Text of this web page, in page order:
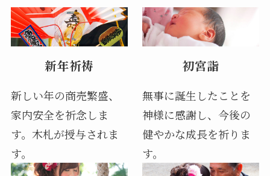
新年祈祷
新しい年の商売繁盛、
家内安全を祈念しま
す。木札が授与されま
す。
初宮詣
無事に誕生したことを
神様に感謝し、今後の
健やかな成長を祈りま
す。